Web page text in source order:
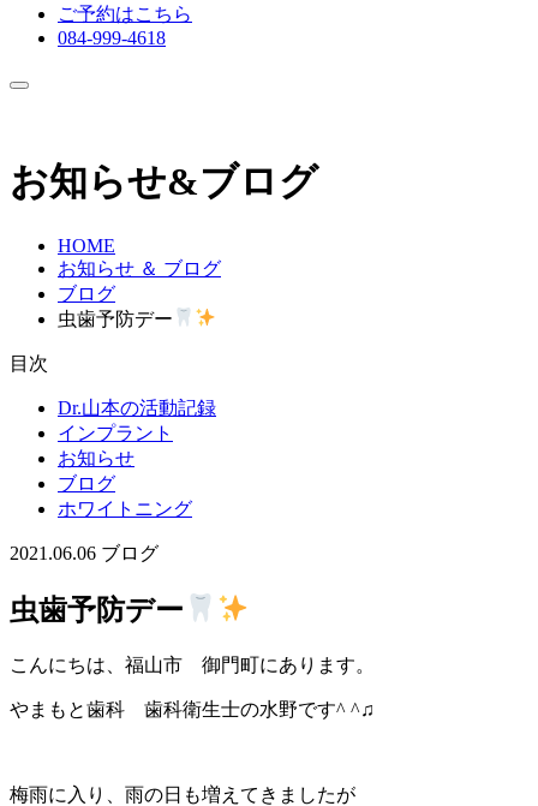
ご予約はこちら
084-999-4618
お知らせ&ブログ
HOME
お知らせ ＆ ブログ
ブログ
虫歯予防デー
目次
Dr.山本の活動記録
インプラント
お知らせ
ブログ
ホワイトニング
2021.06.06 ブログ
虫歯予防デー
こんにちは、福山市 御門町にあります。
やまもと歯科 歯科衛生士の水野です^ ^♫
梅雨に入り、雨の日も増えてきましたが